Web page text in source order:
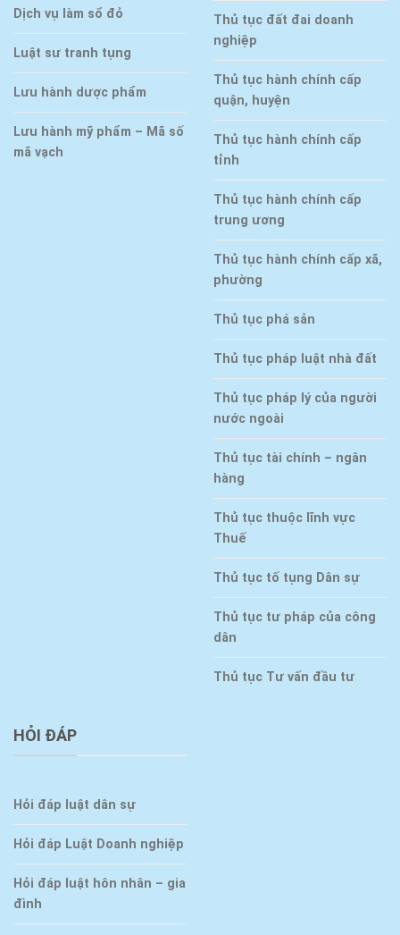
Dịch vụ làm sổ đỏ
Luật sư tranh tụng
Lưu hành dược phẩm
Lưu hành mỹ phẩm – Mã số
mã vạch
Thủ tục đất đai doanh
nghiệp
Thủ tục hành chính cấp
quận, huyện
Thủ tục hành chính cấp
tỉnh
Thủ tục hành chính cấp
trung ương
Thủ tục hành chính cấp xã,
phường
Thủ tục phá sản
Thủ tục pháp luật nhà đất
Thủ tục pháp lý của người
nước ngoài
Thủ tục tài chính – ngân
hàng
Thủ tục thuộc lĩnh vực
Thuế
Thủ tục tố tụng Dân sự
Thủ tục tư pháp của công
dân
Thủ tục Tư vấn đầu tư
HỎI ĐÁP
Hỏi đáp luật dân sự
Hỏi đáp Luật Doanh nghiệp
Hỏi đáp luật hôn nhân – gia
đình